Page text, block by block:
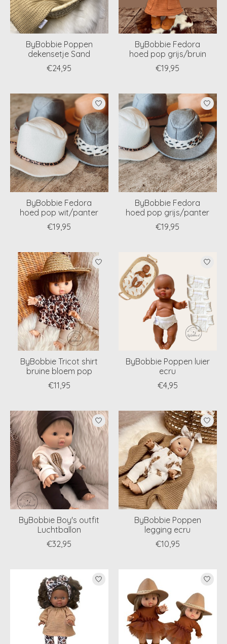
ByBobbie Poppen
dekensetje Sand
€24,95
ByBobbie Fedora
hoed pop grijs/bruin
€19,95
ByBobbie Fedora
hoed pop wit/panter
€19,95
ByBobbie Fedora
hoed pop grijs/panter
€19,95
ByBobbie Tricot shirt
bruine bloem pop
€11,95
ByBobbie Poppen luier
ecru
€4,95
ByBobbie Boy's outfit
Luchtballon
€32,95
ByBobbie Poppen
legging ecru
€10,95